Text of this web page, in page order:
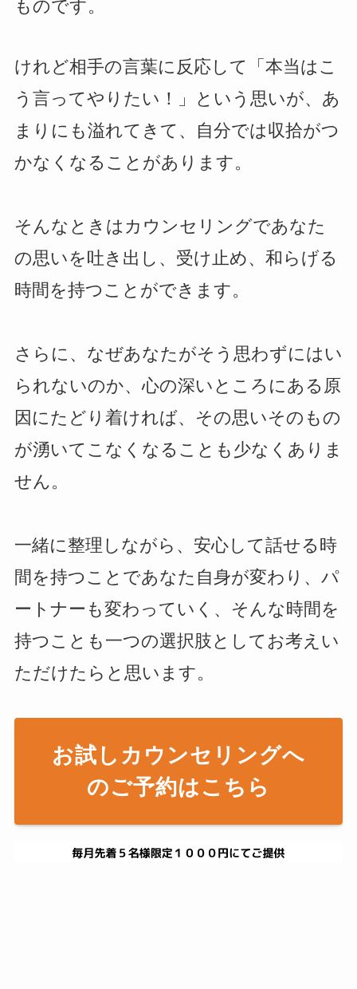
ものです。
けれど相手の言葉に反応して「本当はこ
う言ってやりたい！」という思いが、あ
まりにも溢れてきて、自分では収拾がつ
かなくなることがあります。
そんなときはカウンセリングであなた
の思いを吐き出し、受け止め、和らげる
時間を持つことができます。
さらに、なぜあなたがそう思わずにはい
られないのか、心の深いところにある原
因にたどり着ければ、その思いそのもの
が湧いてこなくなることも少なくありま
せん。
一緒に整理しながら、安心して話せる時
間を持つことであなた自身が変わり、パ
ートナーも変わっていく、そんな時間を
持つことも一つの選択肢としてお考えい
ただけたらと思います。
お試しカウンセリングへ
のご予約はこちら